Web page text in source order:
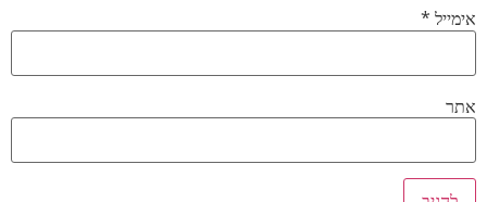
אימייל *
אתר